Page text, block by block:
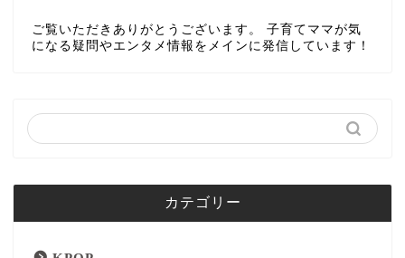
ご覧いただきありがとうございます。 子育てママが気
になる疑問やエンタメ情報をメインに発信しています！
カテゴリー